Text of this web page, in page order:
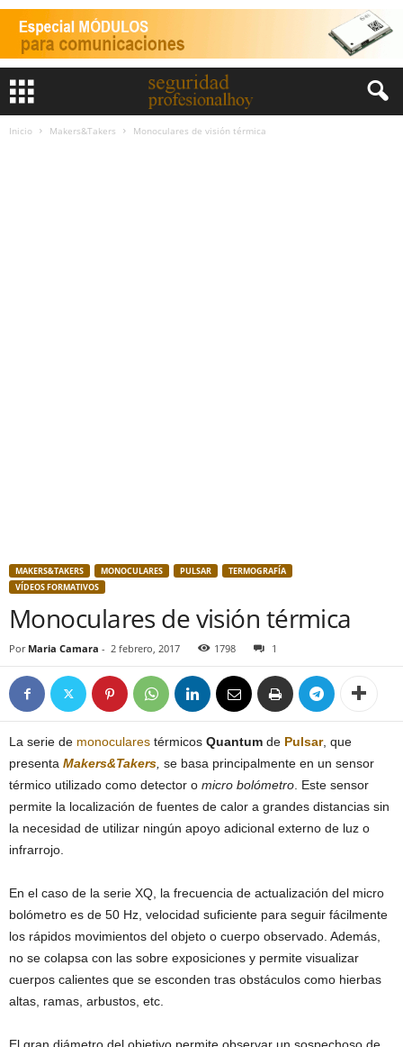
Inicio Makers&Takers Monoculares de visión térmica
MAKERS&TAKERS MONOCULARES PULSAR
TERMOGRAFÍA
VÍDEOS FORMATIVOS
Monoculares de visión térmica
Por Maria Camara - 2 febrero, 2017 1798 1
La serie de monoculares térmicos Quantum de Pulsar, que
presenta Makers&Takers se basa principalmente en un sensor
térmico utilizado como detector o micro bolómetro . Este sensor
permite la localización de fuentes de calor a grandes distancias sin
la necesidad de utilizar ningún apoyo adicional externo de luz o
infrarrojo.
En el caso de la serie XQ, la frecuencia de actualización del micro
bolómetro es de 50 Hz, velocidad suficiente para seguir fácilmente
los rápidos movimientos del objeto o cuerpo observado. Además,
no se colapsa con las sobre exposiciones y permite visualizar
cuerpos calientes que se esconden tras obstáculos como hierbas
altas, ramas, arbustos, etc.